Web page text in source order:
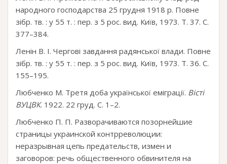
народного господарства 25 грудня 1918 р. Повне
зібр. тв. : у 55 т. : пер. з 5 рос. вид. Київ, 1973. Т. 37. С.
377–384.
Ленін В. І. Чергові завдання радянської влади. Повне
зібр. тв. : у 55 т. : пер. з 5 рос. вид. Київ, 1973. Т. 36. С.
155–195.
Любченко М. Третя доба української еміграції. Вісті
ВУЦВК. 1922. 22 груд. С. 1–2.
Любченко П. П. Разворачиваются позорнейшие
страницы украинской контрреволюции:
неразрывная цепь предательств, измен и
заговоров: речь общественного обвинителя на